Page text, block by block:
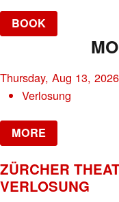
BOOK
Thursday, Aug 13, 2026
Verlosung
MORE
ZÜRCHER
VERLOSUNG